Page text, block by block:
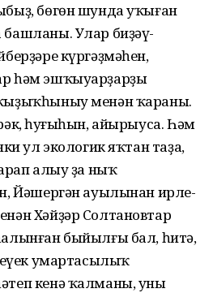
бөгөн шунда уҡыған
Улар биҙәү-
күргәҙмәһен,
һәм эшҡыуарҙарҙың
менән ҡараны.
һуңғыһын, айырыуса. Һәм
ул экологик яҡтан таҙа,
алыу ҙа ныҡ
Йәшергән ауылынан ирле-
Хәйҙәр Солтановтар
быйылғы бал, һитә,
умартасылыҡ
кенә ҡалманы, уны